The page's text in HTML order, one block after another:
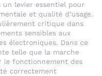
levier essentiel pour
et qualité d’usage.
critique dans
sensibles aux
électroniques. Dans ce
telle que la marche
le fonctionnement des
correctement